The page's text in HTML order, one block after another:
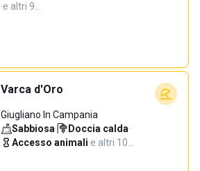
·e altri 9…
Varca d'Oro
Giugliano In Campania
Sabbiosa· Doccia calda·
Accesso animali·e altri 10…